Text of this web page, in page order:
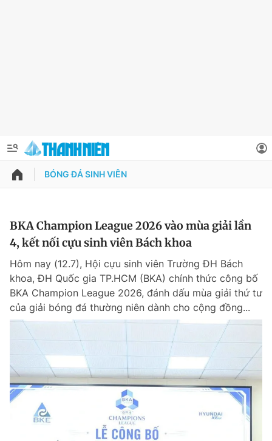
QUẢNG CÁO
Chuyên mục khác
Chào ngày mới Tin 24h
Tin thị trường Tin 360
Video Magazine
Thông tin tài khoản
Đổi mật khẩu
Tin đã lưu
Tin đã xem
BÓNG ĐÁ SINH VIÊN
BKA Champion League 2026 vào mùa giải lần
4, kết nối cựu sinh viên Bách khoa
Hôm nay (12.7), Hội cựu sinh viên Trường ĐH Bách
khoa, ĐH Quốc gia TP.HCM (BKA) chính thức công bố
BKA Champion League 2026, đánh dấu mùa giải thứ tư
của giải bóng đá thường niên dành cho cộng đồng...